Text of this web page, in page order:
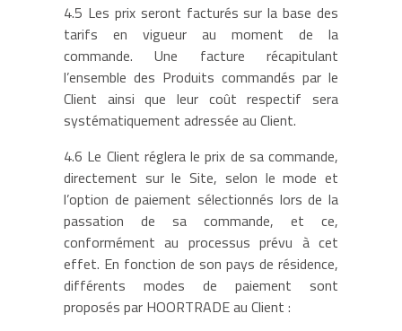
4.5 Les prix seront facturés sur la base des
tarifs en vigueur au moment de la
commande. Une facture récapitulant
l’ensemble des Produits commandés par le
Client ainsi que leur coût respectif sera
systématiquement adressée au Client.
4.6 Le Client réglera le prix de sa commande,
directement sur le Site, selon le mode et
l’option de paiement sélectionnés lors de la
passation de sa commande, et ce,
conformément au processus prévu à cet
effet. En fonction de son pays de résidence,
différents modes de paiement sont
proposés par HOORTRADE au Client :